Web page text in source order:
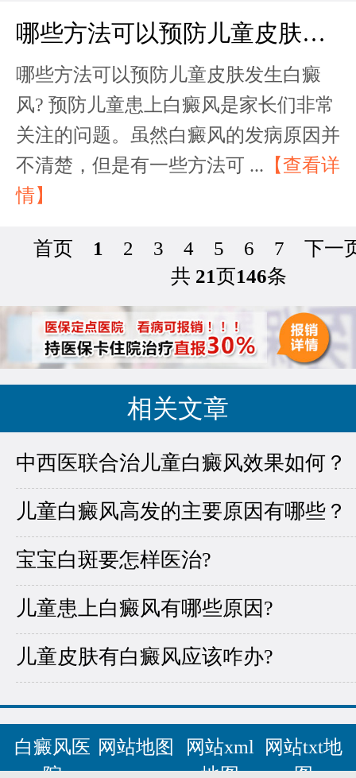
哪些方法可以预防儿童皮肤发生白癜风?
哪些方法可以预防儿童皮肤发生白癜
风? 预防儿童患上白癜风是家长们非常
关注的问题。虽然白癜风的发病原因并
不清楚，但是有一些方法可 ... 【查看详
情】
首页 1 2 3 4 5 6 7
下一
共 21页146条
相关文章
中西医联合治儿童白癜风效果如何？
儿童白癜风高发的主要原因有哪些？
宝宝白斑要怎样医治?
儿童患上白癜风有哪些原因?
儿童皮肤有白癜风应该咋办?
白癜风医 网站地图
网站xml
网站txt地